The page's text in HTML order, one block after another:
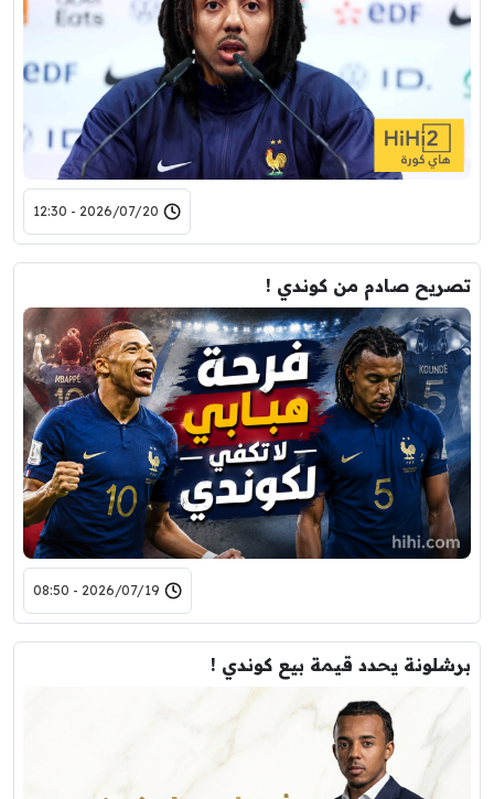
2026/07/20 - 12:30
تصريح صادم من كوندي !
2026/07/19 - 08:50
برشلونة يحدد قيمة بيع كوندي !